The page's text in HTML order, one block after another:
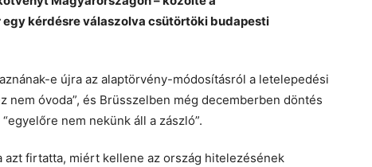
kérdésre válaszolva csütörtöki budapesti
e újra az alaptörvény-módosításról a letelepedési
nem óvoda”, és Brüsszelben még decemberben döntés
nem nekünk áll a zászló”.
firtatta, miért kellene az ország hitelezésének